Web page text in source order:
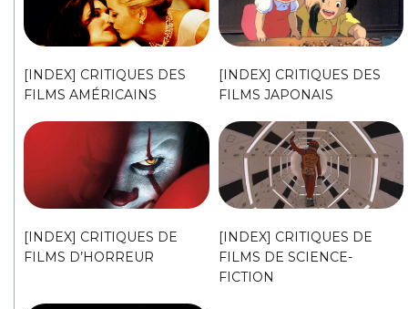
[INDEX] CRITIQUES DES
FILMS AMÉRICAINS
[INDEX] CRITIQUES DES
FILMS JAPONAIS
[INDEX] CRITIQUES DE
FILMS D’HORREUR
[INDEX] CRITIQUES DE
FILMS DE SCIENCE-
FICTION